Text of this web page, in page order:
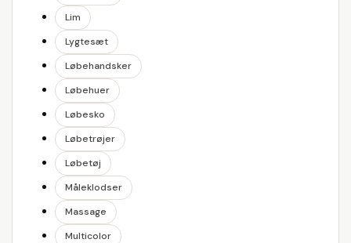
Lim
Lygtesæt
Løbehandsker
Løbehuer
Løbesko
Løbetrøjer
Løbetøj
Måleklodser
Massage
Multicolor